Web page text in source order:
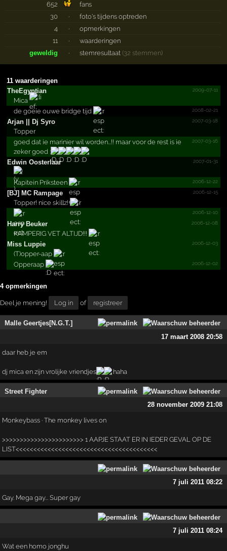
652
fans
30
·
foto's tijdens optreden
4
·
opmerkingen
11
·
waarderingen
geweldig
· stemresultaat (32 stemmen)
11 waarderingen
TheEgyptian
2009-07-11
Mica
2008-02-21
de goeie ouwe bridge tijd
Arjan || Dj Syro
2007-03-18
Topper
2007-03-16
goed dat ie marinier wil worden...!! maar voor de rest is ie
zeker goed :
Edwin Oosterlaar
2007-01-31
!!
2006-12-22
Kapitein Priksteen
[BJ] MC Rampage
2006-12-15
Topper! nice skillz!
2006-12-10
Harry Beuker 2006-12-08
KAMPERIG VET ALTIJD!!!
Miss Luppie
2006-12-03
(T)opper-aap
2006-12-02
Opperaap
4 opmerkingen
Deel je mening! Log in of registreer
Malle Geertjes[N.G.T.]
17 maart 2008 20:58
daar heb je em
dj mica en zijn vrolijke vriendjes haha
Street Fighter
28 november 2009 21:08
Monkeybass · The monkey lives on
>>>>>>>>>>>>>>>>>>>>>>> 1 AAPJE STAAT ER IN IEDER GEVAL OP DE
LIST<<<<<<<<<<<<<<<<<<<<<<<<<<<<<<<<<<<<<<<<
7 juli 2011 08:22
Gay. Mega gay... Super gay
7 juli 2011 08:24
Wat een homo jonghu